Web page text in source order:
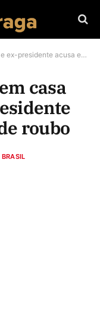
acusa esposa dele de roubo
casa
roubo
BRASIL